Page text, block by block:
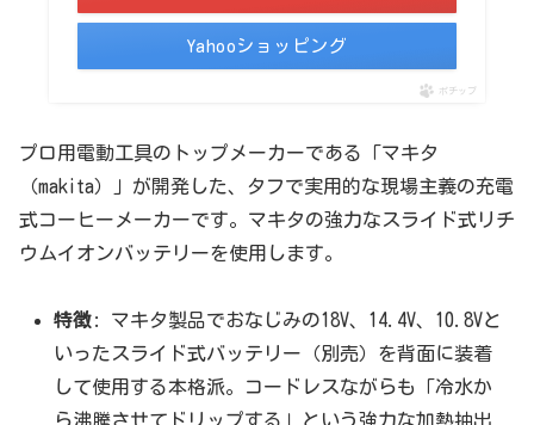
Yahooショッピング
ポチップ
プロ用電動工具のトップメーカーである「マキタ
（makita）」が開発した、タフで実用的な現場主義の充電
式コーヒーメーカーです。マキタの強力なスライド式リチ
ウムイオンバッテリーを使用します。
特徴: マキタ製品でおなじみの18V、14.4V、10.8Vと
いったスライド式バッテリー（別売）を背面に装着
して使用する本格派。コードレスながらも「冷水か
ら沸騰させてドリップする」という強力な加熱抽出